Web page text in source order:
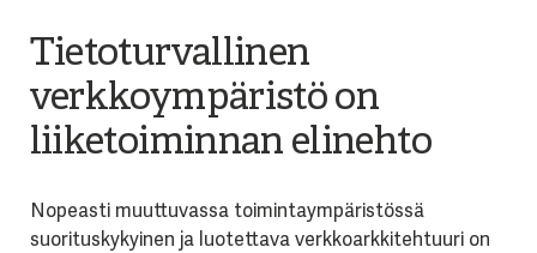
Tietoturvallinen
verkkoympäristö on
liiketoiminnan elinehto
Nopeasti muuttuvassa toimintaympäristössä
suorituskykyinen ja luotettava verkkoarkkitehtuuri on